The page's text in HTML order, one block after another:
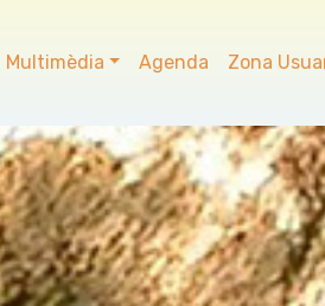
Multimèdia Agenda Zona